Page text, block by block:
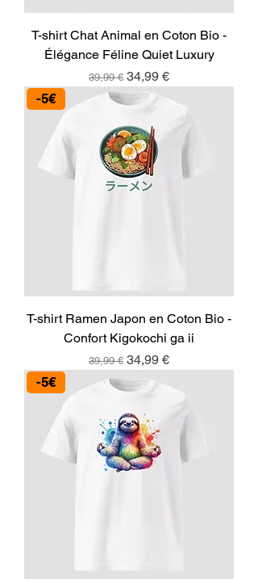
T-shirt Chat Animal en Coton Bio -
Élégance Féline Quiet Luxury
Prix original
39,99 € Prix promotionnel
34,99 €
-5€
T-shirt Ramen Japon en Coton Bio -
Confort Kigokochi ga ii
Prix original
39,99 € Prix promotionnel
34,99 €
-5€